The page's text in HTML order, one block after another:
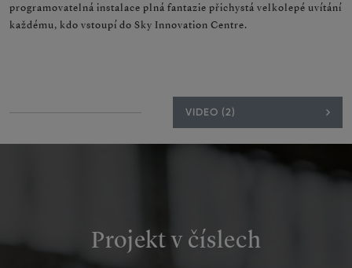
programovatelná instalace plná fantazie přichystá velkolepé uvítání
každému, kdo vstoupí do Sky Innovation Centre.
VIDEO (2)
Projekt v číslech